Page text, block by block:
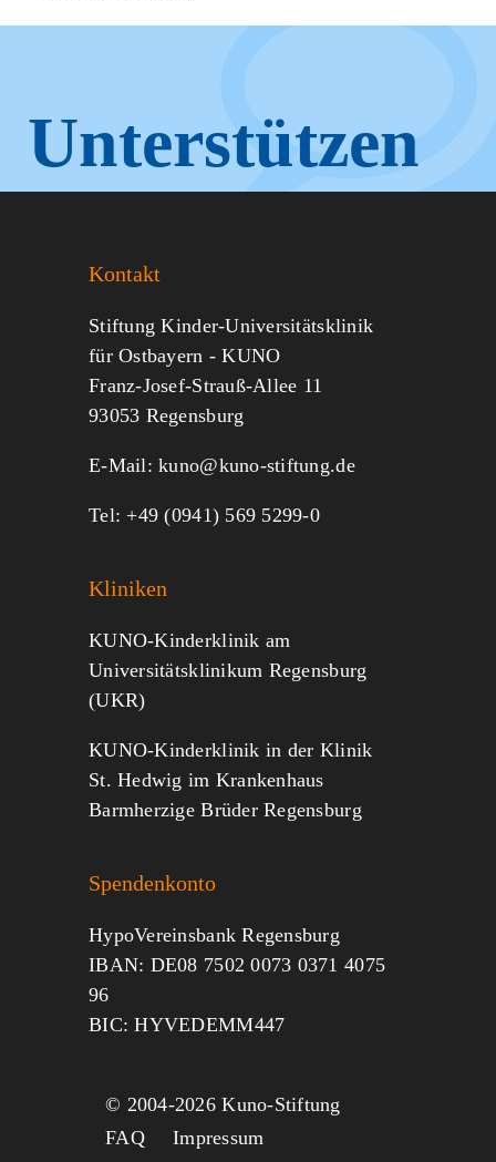
Unterstützen
Jeder kann helfen.
MITMACHEN SPENDEN
Kontakt
Stiftung Kinder-Universitätsklinik
für Ostbayern - KUNO
Franz-Josef-Strauß-Allee 11
93053 Regensburg
E-Mail:kuno@kuno-stiftung.de
Tel: +49 (0941) 569 5299-0
Kliniken
KUNO-Kinderklinik am
Universitätsklinikum Regensburg
(UKR)
KUNO-Kinderklinik in der Klinik
St. Hedwig im Krankenhaus
Barmherzige Brüder Regensburg
Spendenkonto
HypoVereinsbank Regensburg
IBAN: DE08 7502 0073 0371 4075
96
BIC: HYVEDEMM447
© 2004-2026 Kuno-Stiftung
FAQ
Impressum